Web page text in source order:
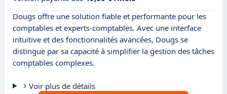
Dougs offre une solution fiable et performante pour les
comptables et experts-comptables. Avec une interface
intuitive et des fonctionnalités avancées, Dougs se
distingue par sa capacité à simplifier la gestion des tâches
comptables complexes.
Voir plus de détails